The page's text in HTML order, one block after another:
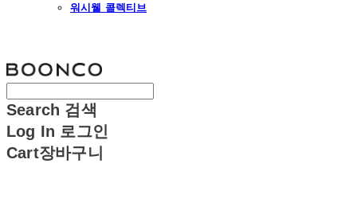
워시웰 콜렉티브
Search 검색
Log In 로그인
Cart장바구니